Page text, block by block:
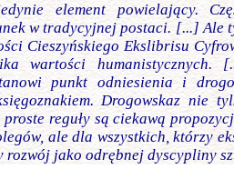
element powielający.
w tradycyjnej postaci. [...] Ale
Cieszyńskiego Ekslibrisu
wartości humanistycznych.
punkt odniesienia i
Drogowskaz nie
proste reguły są ciekawą
ale dla wszystkich, którzy
rozwój jako odrębnej dyscypliny